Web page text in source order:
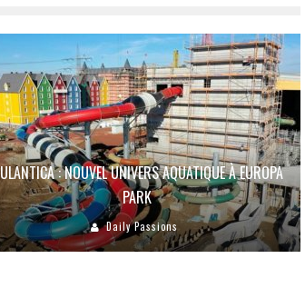
: NOUVEL UNIVERS AQUATIQUE À EUROPA
PARK
Daily Passions